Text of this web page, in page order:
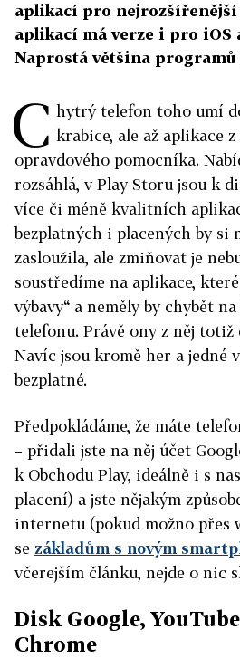
aplikací pro nejrozšířenější
aplikací má verze i pro iOS
Naprostá většina programů
C hytrý telefon toho umí
krabice, ale až aplikace
opravdového pomocníka.
rozsáhlá, v Play Storu jsou k
více či méně kvalitních
bezplatných i placených by si
zasloužila, ale zmiňovat je
soustředíme na aplikace,
výbavy“ a neměly by chybět
telefonu. Právě ony z něj totiž
Navíc jsou kromě her a jedné
bezplatné.
Předpokládáme, že máte
– přidali jste na něj účet
k Obchodu Play, ideálně i s
placení) a jste nějakým
internetu (pokud možno přes
se základům s novým
včerejším článku, nejde o nic
Disk Google,
Chrome